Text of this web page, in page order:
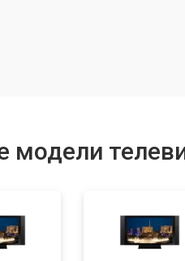
HDMI порта
модели